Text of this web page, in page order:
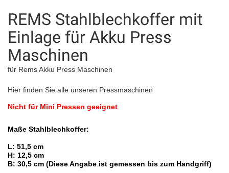
REMS Stahlblechkoffer mit
Einlage für Akku Press
Maschinen
für Rems Akku Press Maschinen
Hier finden Sie alle unseren Pressmaschinen
Nicht für Mini Pressen geeignet
Maße Stahlblechkoffer:
L: 51,5 cm
H: 12,5 cm
B: 30,5 cm (Diese Angabe ist gemessen bis zum Handgriff)